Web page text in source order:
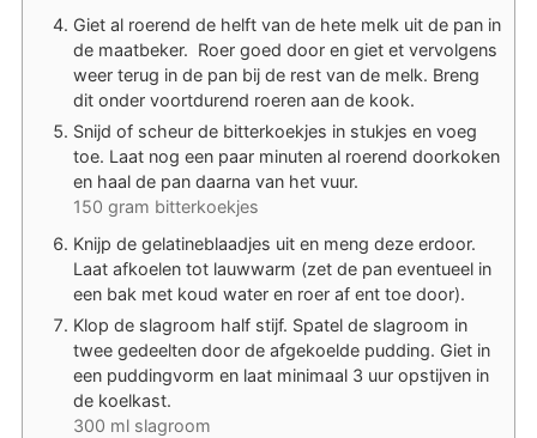
Giet al roerend de helft van de hete melk uit de pan in
de maatbeker. Roer goed door en giet et vervolgens
weer terug in de pan bij de rest van de melk. Breng
dit onder voortdurend roeren aan de kook.
Snijd of scheur de bitterkoekjes in stukjes en voeg
toe. Laat nog een paar minuten al roerend doorkoken
en haal de pan daarna van het vuur.
150 gram bitterkoekjes
Knijp de gelatineblaadjes uit en meng deze erdoor.
Laat afkoelen tot lauwwarm (zet de pan eventueel in
een bak met koud water en roer af ent toe door).
Klop de slagroom half stijf. Spatel de slagroom in
twee gedeelten door de afgekoelde pudding. Giet in
een puddingvorm en laat minimaal 3 uur opstijven in
de koelkast.
300 ml slagroom